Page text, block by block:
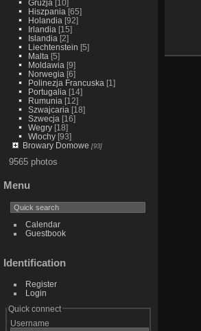
Gruzja [10]
Hiszpania [65]
Holandia [92]
Irlandia [15]
Islandia [2]
Liechtenstein [5]
Malta [5]
Moldawia [9]
Norwegia [6]
Polinezja Francuska [1]
Portugalia [14]
Rumunia [12]
Szwajcaria [18]
Szwecja [16]
Wegry[18]
Wlochy[93]
Browary Domowe [93]
9565 photos
Menu
Calendar
Guestbook
Identification
Register
Login
Quick connect
Username